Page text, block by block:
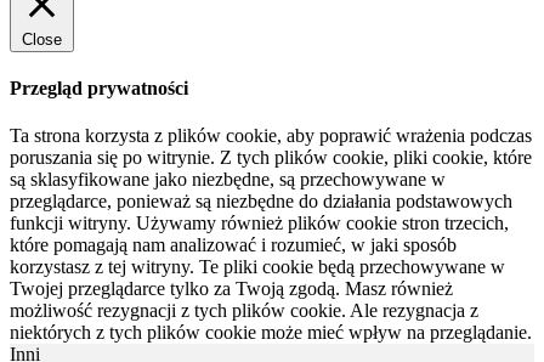
Close
Przegląd prywatności
Ta strona korzysta z plików cookie, aby poprawić wrażenia podczas
poruszania się po witrynie. Z tych plików cookie, pliki cookie, które
są sklasyfikowane jako niezbędne, są przechowywane w
przeglądarce, ponieważ są niezbędne do działania podstawowych
funkcji witryny. Używamy również plików cookie stron trzecich,
które pomagają nam analizować i rozumieć, w jaki sposób
korzystasz z tej witryny. Te pliki cookie będą przechowywane w
Twojej przeglądarce tylko za Twoją zgodą. Masz również
możliwość rezygnacji z tych plików cookie. Ale rezygnacja z
niektórych z tych plików cookie może mieć wpływ na przeglądanie.
Inni